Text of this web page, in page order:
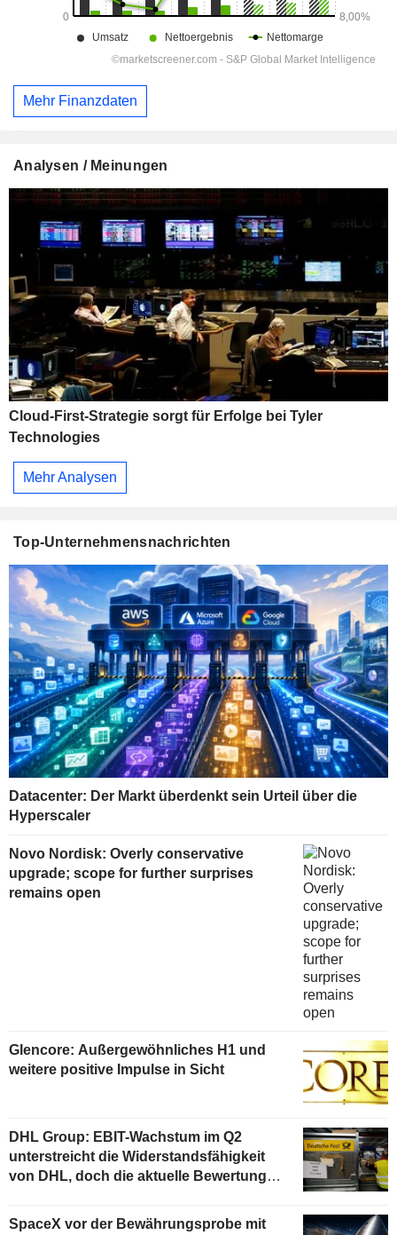
Mehr Finanzdaten
Analysen / Meinungen
Cloud-First-Strategie sorgt für Erfolge bei Tyler
Technologies
Mehr Analysen
Top-Unternehmensnachrichten
Datacenter: Der Markt überdenkt sein Urteil über die
Hyperscaler
Novo Nordisk: Overly conservative
upgrade; scope for further surprises
remains open
Glencore: Außergewöhnliches H1 und
weitere positive Impulse in Sicht
DHL Group: EBIT-Wachstum im Q2
unterstreicht die Widerstandsfähigkeit
von DHL, doch die aktuelle Bewertung
SpaceX vor der Bewährungsprobe mit